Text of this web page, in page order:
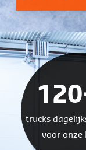
trucks
voor onze